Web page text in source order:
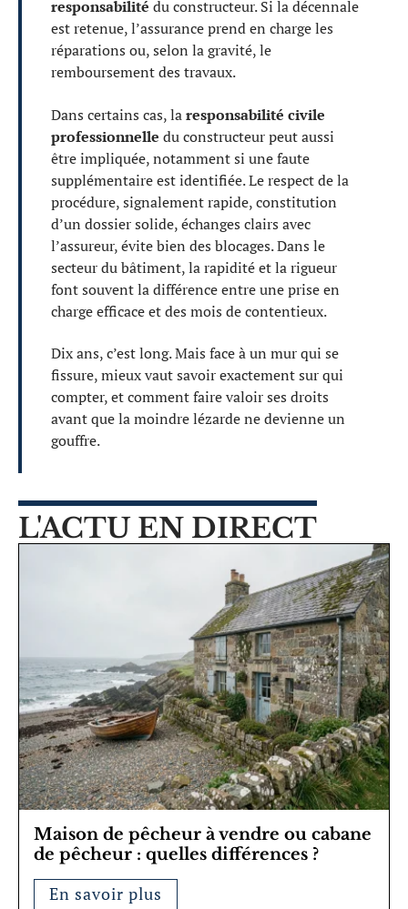
responsabilité du constructeur. Si la décennale
est retenue, l’assurance prend en charge les
réparations ou, selon la gravité, le
remboursement des travaux.
Dans certains cas, laresponsabilité civile
professionnelle du constructeur peut aussi
être impliquée, notamment si une faute
supplémentaire est identifiée. Le respect de la
procédure, signalement rapide, constitution
d’un dossier solide, échanges clairs avec
l’assureur, évite bien des blocages. Dans le
secteur du bâtiment, la rapidité et la rigueur
font souvent la différence entre une prise en
charge efficace et des mois de contentieux.
Dix ans, c’est long. Mais face à un mur qui se
fissure, mieux vaut savoir exactement sur qui
compter, et comment faire valoir ses droits
avant que la moindre lézarde ne devienne un
gouffre.
L'ACTU EN DIRECT
Maison de pêcheur à vendre ou cabane
de pêcheur : quelles différences ?
En savoir plus